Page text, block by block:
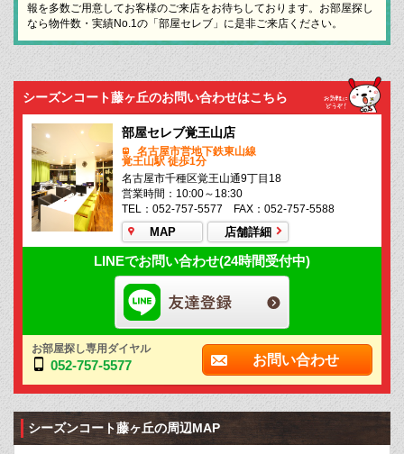
報を多数ご用意してお客様のご来店をお待ちしております。お部屋探し
なら物件数・実績No.1の「部屋セレブ」に是非ご来店ください。
シーズンコート藤ヶ丘のお問い合わせはこちら
部屋セレブ覚王山店
名古屋市営地下鉄東山線
覚王山駅 徒歩1分
名古屋市千種区覚王山通9丁目18
営業時間：10:00～18:30
TEL：052-757-5577 FAX：052-757-5588
MAP 店舗詳細
LINEでお問い合わせ(24時間受付中)
お部屋探し専用ダイヤル
052-757-5577 お問い合わせ
シーズンコート藤ヶ丘の周辺MAP